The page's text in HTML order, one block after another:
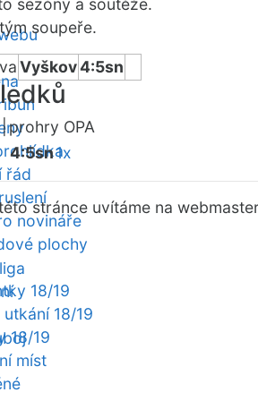
řád
novináře
plochy
18/19
18/19
18/19
míst
sezóny a soutěže.
soupeře.
Vyškov4:5sn
prohry OPA
4:5sn1x
stránce uvítáme na webmaster